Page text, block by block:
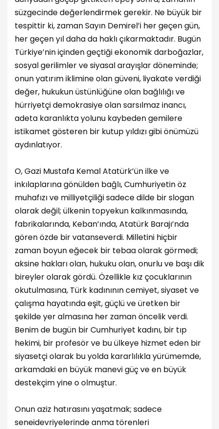
süzgecinde değerlendirmek gerekir. Ne büyük bir
tespittir ki, zaman Sayın Demirel’i her geçen gün,
her geçen yıl daha da haklı çıkarmaktadır. Bugün
Türkiye’nin içinden geçtiği ekonomik darboğazlar,
sosyal gerilimler ve siyasal arayışlar döneminde;
onun yatırım iklimine olan güveni, liyakate verdiği
değer, hukukun üstünlüğüne olan bağlılığı ve
hürriyetçi demokrasiye olan sarsılmaz inancı,
adeta karanlıkta yolunu kaybeden gemilere
istikamet gösteren bir kutup yıldızı gibi önümüzü
aydınlatıyor.
O, Gazi Mustafa Kemal Atatürk’ün ilke ve
inkılaplarına gönülden bağlı, Cumhuriyetin öz
muhafızı ve milliyetçiliği sadece dilde bir slogan
olarak değil; ülkenin topyekun kalkınmasında,
fabrikalarında, Keban’ında, Atatürk Barajı’nda
gören özde bir vatanseverdi. Milletini hiçbir
zaman boyun eğecek bir tebaa olarak görmedi;
aksine hakları olan, hukuku olan, onurlu ve başı dik
bireyler olarak gördü. Özellikle kız çocuklarının
okutulmasına, Türk kadınının cemiyet, siyaset ve
çalışma hayatında eşit, güçlü ve üretken bir
şekilde yer almasına her zaman öncelik verdi.
Benim de bugün bir Cumhuriyet kadını, bir tıp
hekimi, bir profesör ve bu ülkeye hizmet eden bir
siyasetçi olarak bu yolda kararlılıkla yürümemde,
arkamdaki en büyük manevi güç ve en büyük
destekçim yine o olmuştur.
Onun aziz hatırasını yaşatmak; sadece
seneidevriyelerinde anma törenleri